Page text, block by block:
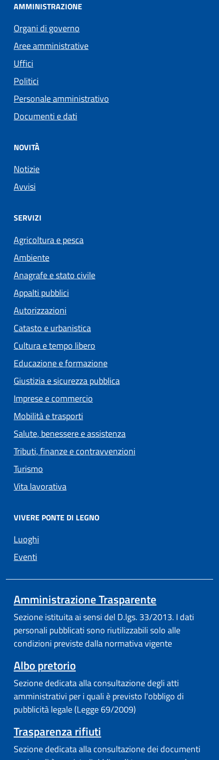
AMMINISTRAZIONE
Organi di governo
Aree amministrative
Uffici
Politici
Personale amministrativo
Documenti e dati
NOVITÀ
Notizie
Avvisi
SERVIZI
Agricoltura e pesca
Ambiente
Anagrafe e stato civile
Appalti pubblici
Autorizzazioni
Catasto e urbanistica
Cultura e tempo libero
Educazione e formazione
Giustizia e sicurezza pubblica
Imprese e commercio
Mobilità e trasporti
Salute, benessere e assistenza
Tributi, finanze e contravvenzioni
Turismo
Vita lavorativa
VIVERE PONTE DI LEGNO
Luoghi
Eventi
Amministrazione Trasparente
Sezione istituita ai sensi del D.lgs. 33/2013. I dati
personali pubblicati sono riutilizzabili solo alle
condizioni previste dalla normativa vigente
Albo pretorio
Sezione dedicata alla consultazione degli atti
amministrativi per i quali è previsto l'obbligo di
pubblicità legale (Legge 69/2009)
Trasparenza rifiuti
Sezione dedicata alla consultazione dei documenti